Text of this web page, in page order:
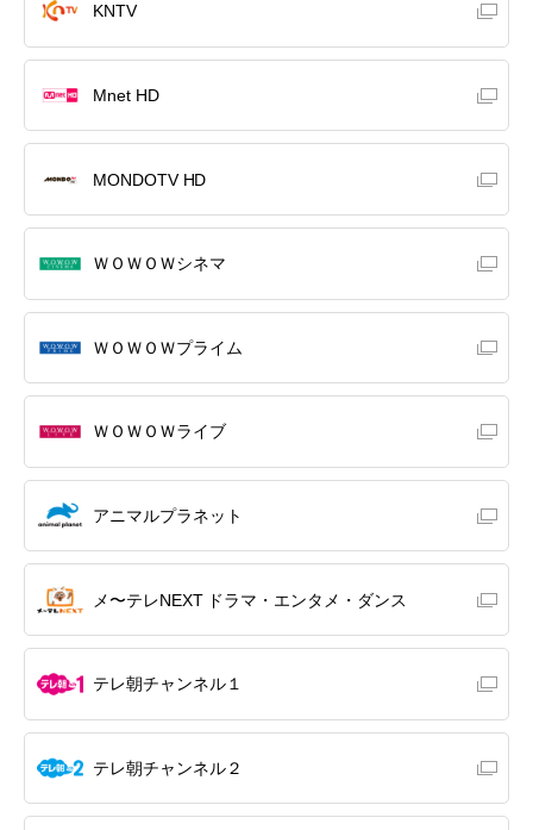
KNTV
Mnet HD
MONDOTV HD
ＷＯＷＯＷシネマ
ＷＯＷＯＷプライム
ＷＯＷＯＷライブ
アニマルプラネット
メ〜テレNEXT ドラマ・エンタメ・ダンス
テレ朝チャンネル１
テレ朝チャンネル２